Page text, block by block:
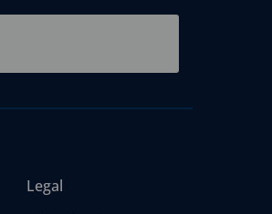
Legal